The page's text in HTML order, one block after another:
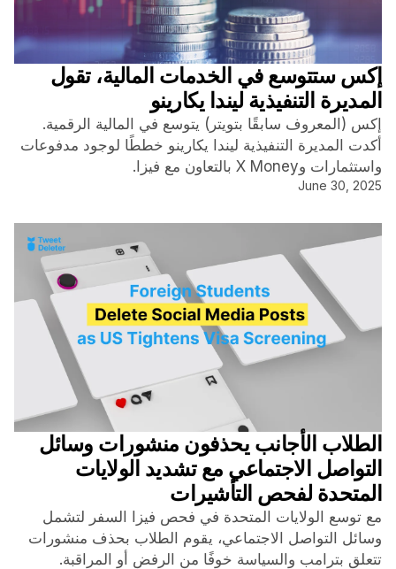
إكس ستتوسع في الخدمات المالية، تقول
المديرة التنفيذية ليندا يكارينو
إكس (المعروف سابقًا بتويتر) يتوسع في المالية الرقمية.
أكدت المديرة التنفيذية ليندا يكارينو خططًا لوجود مدفوعات
واستثمارات وX Money بالتعاون مع فيزا.
June 30, 2025
الطلاب الأجانب يحذفون منشورات وسائل
التواصل الاجتماعي مع تشديد الولايات
المتحدة لفحص التأشيرات
مع توسع الولايات المتحدة في فحص فيزا السفر لتشمل
وسائل التواصل الاجتماعي، يقوم الطلاب بحذف منشورات
تتعلق بترامب والسياسة خوفًا من الرفض أو المراقبة.